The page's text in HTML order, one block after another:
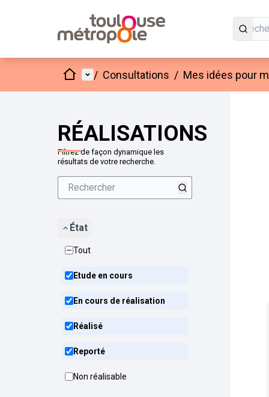
AccueilMenu principal
/ Consultations / Mes idées pour
RÉALISATIONS
Filtrez de façon dynamique les
résultats de votre recherche.
État
Tout
Etude en cours
En cours de réalisation
Réalisé
Reporté
Non réalisable